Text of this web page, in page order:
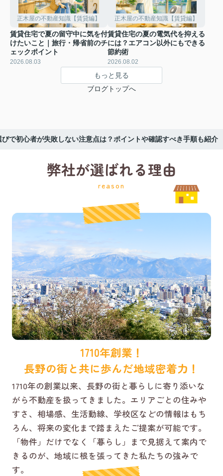
正木屋の不動産知識【賃貸編】
賃貸住宅で夏の留守中に気を付
けたいこと｜旅行・帰省前のチ
ェックポイント
2026.08.03
正木屋の不動産知識【賃貸編】
賃貸住宅の夏の電気代を抑える
には？エアコン以外にもできる
節約術
2026.08.02
もっと見る
ブログトップへ
びで初心者が失敗しない注意点は？ポイントや確認すべき手順も紹介
弊社が選ばれる理由
reason
1710年創業！
長野の街と共に歩んだ地域密着力！
1710年の創業以来、長野の街と暮らしに寄り添いな
がら不動産を扱ってきました。エリアごとの住みや
すさ、相場感、生活動線、学校区などの情報はもち
ろん、将来の変化まで踏まえたご提案が可能です。
「物件」だけでなく「暮らし」まで見据えて案内で
きるのが、地域に根を張ってきた私たちの強みで
す。